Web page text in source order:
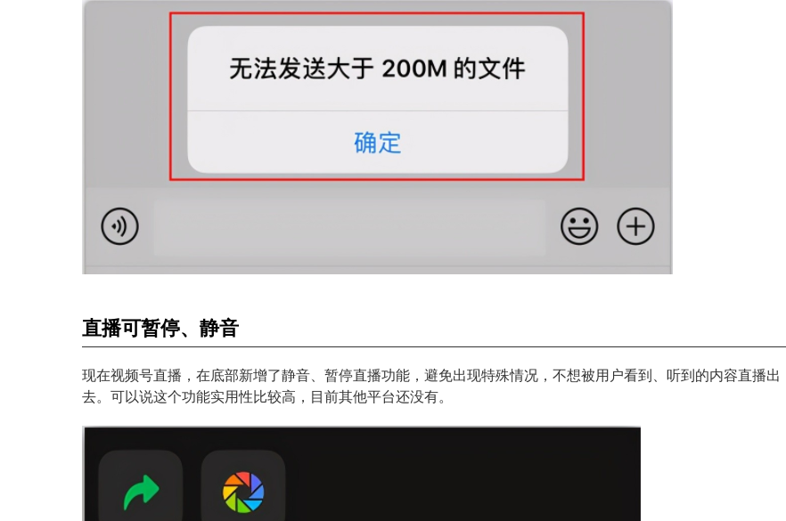
直播可暂停、静音
现在视频号直播，在底部新增了静音、暂停直播功能，避免出现特殊情况，不想被用户看到、听到的内容直播出
去。可以说这个功能实用性比较高，目前其他平台还没有。